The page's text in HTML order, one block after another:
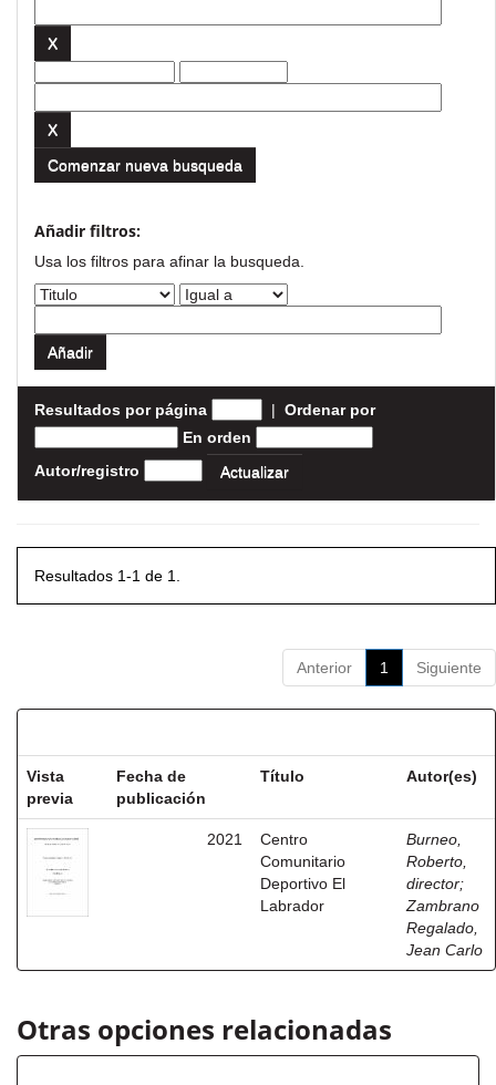
Comenzar nueva busqueda
Añadir filtros:
Usa los filtros para afinar la busqueda.
Resultados por página | Ordenar por
En orden
Autor/registro
Resultados 1-1 de 1.
Anterior 1 Siguiente
Vista
previa
Fecha de
publicación
Título Autor(es)
2021
Centro
Comunitario
Deportivo El
Labrador
Burneo,
Roberto,
director;
Zambrano
Regalado,
Jean Carlo
Otras opciones relacionadas